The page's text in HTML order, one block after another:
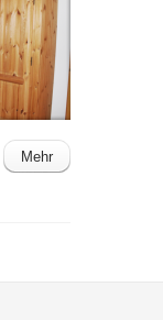
Mehr